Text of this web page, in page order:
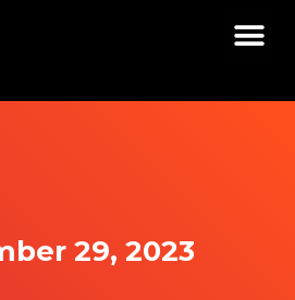
29, 2023